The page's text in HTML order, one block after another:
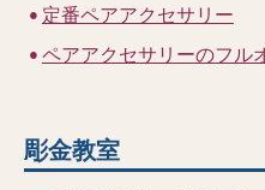
定番ペアアクセサリー
ペアアクセサリーのフル
彫金教室